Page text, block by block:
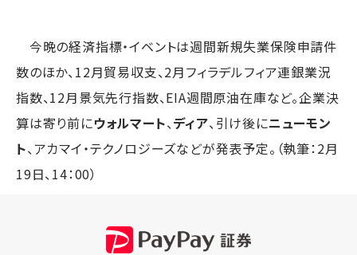
今晩の経済指標・イベントは週間新規失業保険申請件
数のほか、12月貿易収支、2月フィラデルフィア連銀業況
指数、12月景気先行指数、EIA週間原油在庫など。企業決
算は寄り前にウォルマート、ディア、引け後にニューモン
ト、アカマイ・テクノロジーズなどが発表予定。（執筆：2月
19日、14：00）